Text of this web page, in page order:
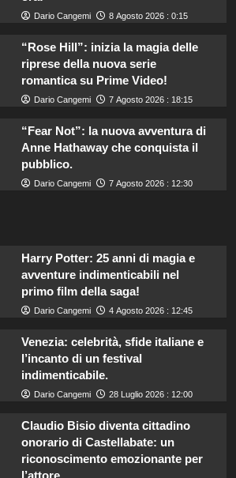
Dario Cangemi 8 Agosto 2026 : 0:15
“Rose Hill”: inizia la magia delle
riprese della nuova serie
romantica su Prime Video!
Dario Cangemi 7 Agosto 2026 : 18:15
“Fear Not”: la nuova avventura di
Anne Hathaway che conquista il
pubblico.
Dario Cangemi 7 Agosto 2026 : 12:30
Harry Potter: 25 anni di magia e
avventure indimenticabili nel
primo film della saga!
Dario Cangemi 4 Agosto 2026 : 12:45
Venezia: celebrità, sfide italiane e
l’incanto di un festival
indimenticabile.
Dario Cangemi 28 Luglio 2026 : 12:00
Claudio Bisio diventa cittadino
onorario di Castellabate: un
riconoscimento emozionante per
l’attore.